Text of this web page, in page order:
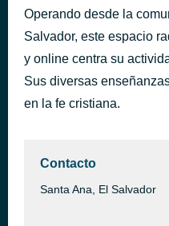
Operando desde la
Salvador, este espacio
y online centra su
Sus diversas
en la fe cristiana.
Contacto
Santa Ana, El Salvador